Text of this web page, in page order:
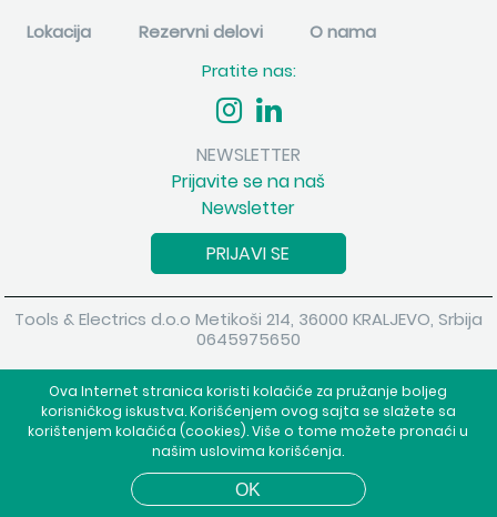
Ova Internet stranica koristi kolačiće za pružanje boljeg
korisničkog iskustva. Korišćenjem ovog sajta se slažete sa
korištenjem kolačića (cookies). Više o tome možete pronaći u
našim uslovima korišćenja.
Lokacija Rezervni delovi
O nama
Pratite nas:
NEWSLETTER
Prijavite se na naš
Newsletter
PRIJAVI SE
Tools & Electrics d.o.o Metikoši 214, 36000 KRALJEVO, Srbija
0645975650
Powered byshopen.com